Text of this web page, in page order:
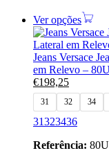
Ver opções
Jeans Versace
em Relevo –
€198,25
31 32 34
31323436
Referência: